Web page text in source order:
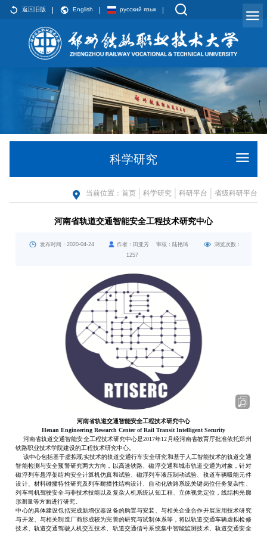
返回旧版 English русский язык
科学研究
当前位置： 首页 科学研究 科研平台 省级科研平台
河南省轨道交通智能安全工程技术研究中心
发布时间：2020-04-24 作者：田亚芳 审核：陆艳琦
浏览次数：
1257
河南省轨道交通智能安全工程技术研究中心
Henan Engineering Research Center of Rail Transit Intelligent Security
河南省轨道交通智能安全工程技术研究中心是2017年12月 经河南省教育厅批准依托郑州
铁路职业技术学院建设的工程技术研究中心。
该中心包括基于虚拟现实技术的轨道交通行车安全研究和基于人工智能技术的轨道交通
智能检测与安全预警研究两大方向，以高速铁路、磁浮交通和城市轨道交通为对象，针对
磁浮列车悬浮架结构安全计算机仿真和试验、磁浮列车液压制动试验、轨道车辆吸能元件
设计、材料碰撞特性研究及列车耐撞性结构设计、自动化铁路系统关键岗位任务复杂性、
列车司机驾驶安全与非技术技能以及复杂人机系统认知工程、立体视觉定位，线结构光廓
形测量等方面进行研究。
中心的具体建设包括完成新增仪器设备的购置与安装、与相关企业合作开展应用技术研究
与开发、与相关制造厂商形成较为完善的研究与试制体系等，将以轨道交通车辆虚拟检修
技术、轨道交通驾驶人机交互技术、轨道交通信号系统集中智能监测技术、轨道交通安全